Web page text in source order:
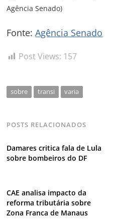
Agência Senado)
Fonte:Agência Senado
Post Views: 157
sobre transi varia
POSTS RELACIONADOS
Damares critica fala de Lula
sobre bombeiros do DF
CAE analisa impacto da
reforma tributária sobre
Zona Franca de Manaus